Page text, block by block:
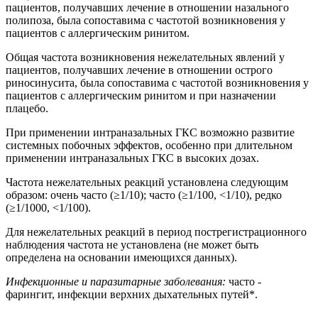
пациентов, получавших лечение в отношении назального
полипоза, была сопоставима с частотой возникновения у
пациентов с аллергическим ринитом.
Общая частота возникновения нежелательных явлений у
пациентов, получавших лечение в отношении острого
риносинусита, была сопоставима с частотой возникновения у
пациентов с аллергическим ринитом и при назначении
плацебо.
При применении интраназальных ГКС возможно развитие
системных побочных эффектов, особенно при длительном
применении интраназальных ГКС в высоких дозах.
Частота нежелательных реакций установлена следующим
образом: очень часто (≥1/10); часто (≥1/100, <1/10), редко
(≥1/1000, <1/100).
Для нежелательных реакций в период пострегистрационного
наблюдения частота не установлена (не может быть
определена на основании имеющихся данных).
Инфекционные и паразитарные заболевания: часто -
фарингит, инфекции верхних дыхательных путей*.